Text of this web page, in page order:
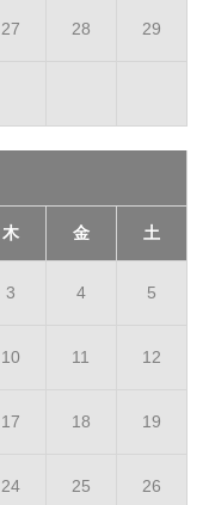
27 28 29
木 金 土
3 4 5
10 11 12
17 18 19
24 25 26